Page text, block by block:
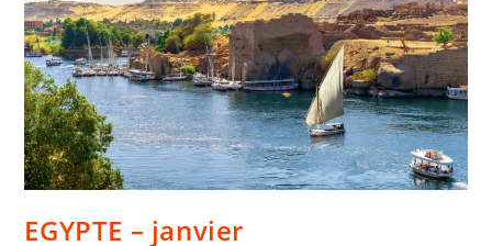
EGYPTE – janvier